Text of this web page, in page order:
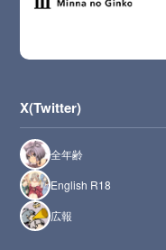
X(Twitter)
全年齢
English R18
広報